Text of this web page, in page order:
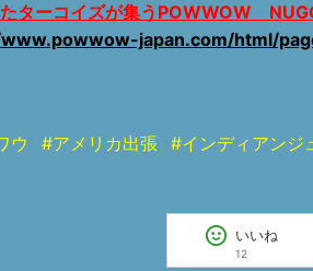
ターコイズが集う POWWOW
japan.com/html/
ウ #アメリカ出張 #インディアンジ
いいね
12